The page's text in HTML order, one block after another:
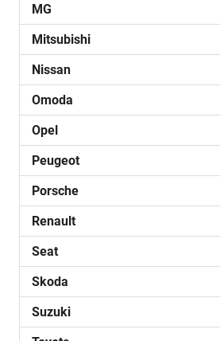
MG
Mitsubishi
Nissan
Omoda
Opel
Peugeot
Porsche
Renault
Seat
Skoda
Suzuki